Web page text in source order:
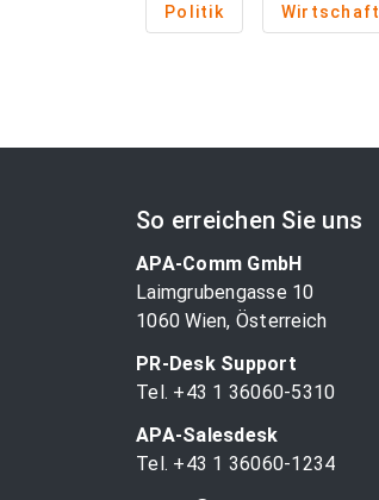
Politik Wirtschaft
So erreichen Sie uns
APA-Comm GmbH
Laimgrubengasse 10
1060 Wien, Österreich
PR-Desk Support
Tel. +43 1 36060-5310
APA-Salesdesk
Tel. +43 1 36060-1234